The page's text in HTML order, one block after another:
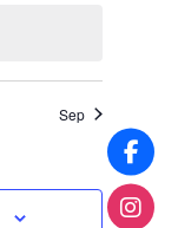
Sep